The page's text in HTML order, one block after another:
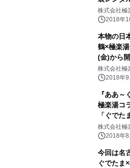
ン企画盛
株式会社極
2018年
本物の日
鶴×極楽
(金)から
株式会社極
2018年9
『ああ
極楽湯コ
「ぐで
限定で開
株式会社極
2018年8
今回は名
ぐでた